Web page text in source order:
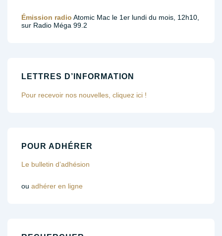
Émission radio Atomic Mac le 1er lundi du mois, 12h10,
sur Radio Méga 99.2
LETTRES D’INFORMATION
Pour recevoir nos nouvelles, cliquez ici !
POUR ADHÉRER
Le bulletin d’adhésion
ou adhérer en ligne